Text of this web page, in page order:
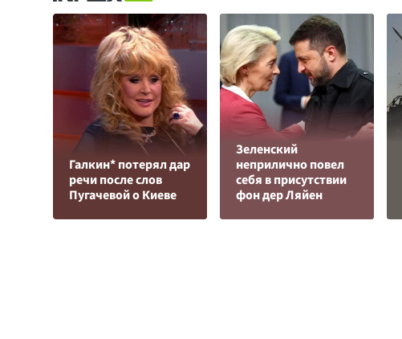
Галкин* потерял дар
речи после слов
Пугачевой о Киеве
Зеленский
неприлично повел
cебя в присутствии
фон дер Ляйен